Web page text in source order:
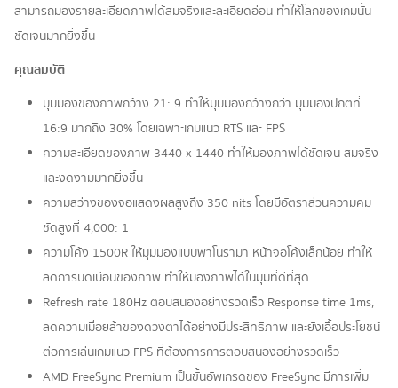
สามารถมองรายละเอียดภาพได้สมจริงและละเอียดอ่อน ทำให้โลกของเกมนั้น
ชัดเจนมากยิ่งขึ้น
คุณสมบัติ
มุมมองของภาพกว้าง 21: 9 ทำให้มุมมองกว้างกว่า มุมมองปกติที่
16:9 มากถึง 30% โดยเฉพาะเกมแนว RTS และ FPS
ความละเอียดของภาพ 3440 x 1440 ทำให้มองภาพได้ชัดเจน สมจริง
และงดงามมากยิ่งขึ้น
ความสว่างของจอแสดงผลสูงถึง 350 nits โดยมีอัตราส่วนความคม
ชัดสูงที่ 4,000: 1
ความโค้ง 1500R ให้มุมมองแบบพาโนรามา หน้าจอโค้งเล็กน้อย ทำให้
ลดการบิดเบือนของภาพ ทำให้มองภาพได้ในมุมที่ดีที่สุด
Refresh rate 180Hz ตอบสนองอย่างรวดเร็ว Response time 1ms,
ลดความเมื่อยล้าของดวงตาได้อย่างมีประสิทธิภาพ และยังเอื้อประโยชน์
ต่อการเล่นเกมแนว FPS ที่ต้องการการตอบสนองอย่างรวดเร็ว
AMD FreeSync Premium เป็นขั้นอัพเกรดของ FreeSync มีการเพิ่ม